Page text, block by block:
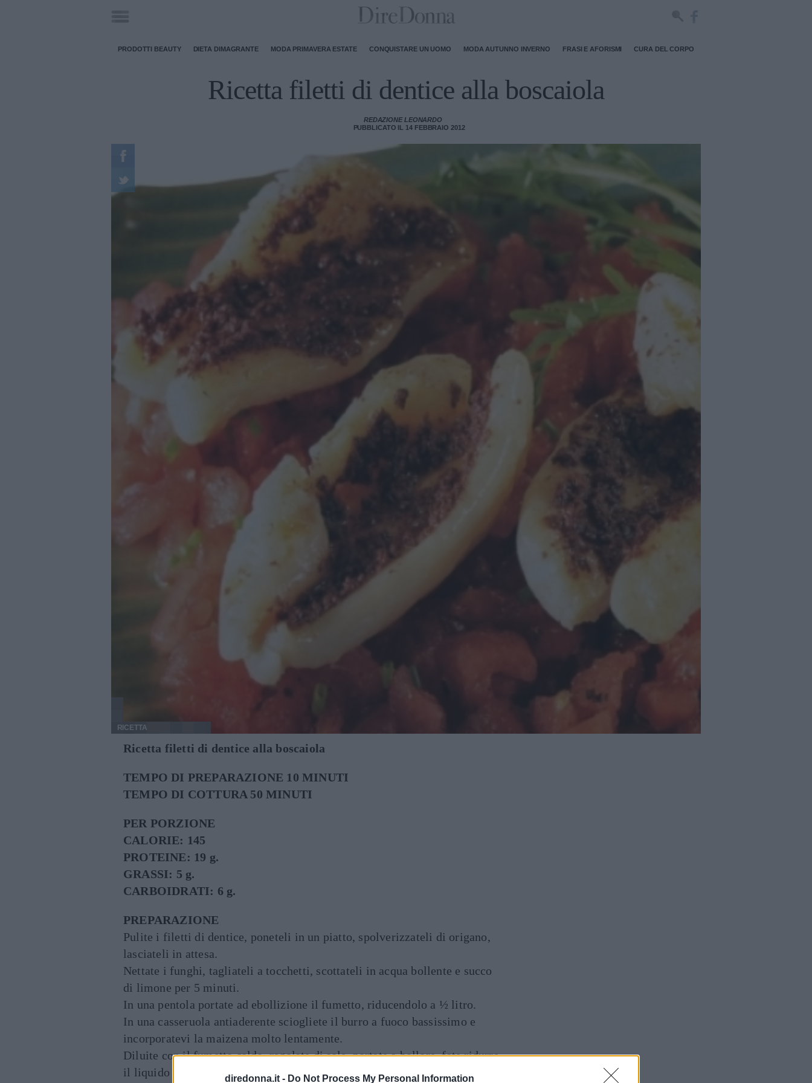
diredonna.it - Do Not Process My Personal Information
PRODOTTI BEAUTY DIETA DIMAGRANTE MODA PRIMAVERA ESTATE CONQUISTARE UN UOMO MODA AUTUNNO INVERNO FRASI E AFORISMI CURA DEL CORPO
Ricetta filetti di dentice alla boscaiola
REDAZIONE LEONARDO
PUBBLICATO IL 14 FEBBRAIO 2012
RICETTA
Ricetta filetti di dentice alla boscaiola
TEMPO DI PREPARAZIONE 10 MINUTI
TEMPO DI COTTURA 50 MINUTI
PER PORZIONE
CALORIE: 145
PROTEINE: 19 g.
GRASSI: 5 g.
CARBOIDRATI: 6 g.
PREPARAZIONE
Pulite i filetti di dentice, poneteli in un piatto, spolverizzateli di origano,
lasciateli in attesa.
Nettate i funghi, tagliateli a tocchetti, scottateli in acqua bollente e succo
di limone per 5 minuti.
In una pentola portate ad ebollizione il fumetto, riducendolo a ½ litro.
In una casseruola antiaderente sciogliete il burro a fuoco bassissimo e
incorporatevi la maizena molto lentamente.
Diluite con il fumetto caldo, regolate di sale, portate a bollore, fate ridurre
il liquido ancora della metà.